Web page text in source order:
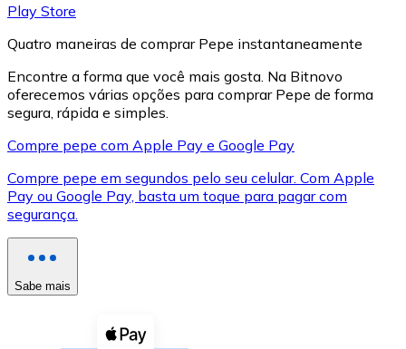
XRP
XRP
Ver tudo
Cupons cripto
Play Store
Quatro maneiras de comprar Pepe instantaneamente
Encontre a forma que você mais gosta. Na Bitnovo
oferecemos várias opções para comprar Pepe de forma
segura, rápida e simples.
Compre pepe com Apple Pay e Google Pay
Compre pepe em segundos pelo seu celular. Com Apple
Pay ou Google Pay, basta um toque para pagar com
segurança.
Sabe mais